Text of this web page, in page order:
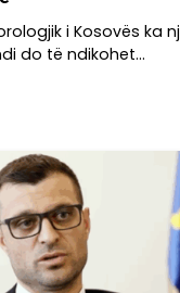
i Kosovës ka
do të ndikohet…